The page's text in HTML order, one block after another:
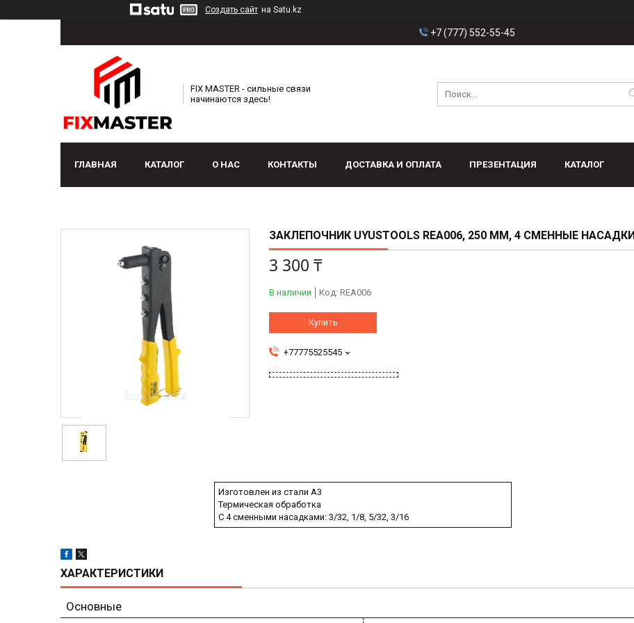
Создать сайт на Satu.kz
+7 (777) 552-55-45
FIX MASTER - сильные связи
начинаются здесь!
ГЛАВНАЯ КАТАЛОГ О НАС КОНТАКТЫ ДОСТАВКА И ОПЛАТА ПРЕЗЕНТАЦИЯ КАТАЛОГ
ЗАКЛЕПОЧНИК UYUSTOOLS REA006, 250 ММ, 4 СМЕННЫЕ НАСАДКИ
3 300 ₸
В наличии Код: REA006
Купить
+77775525545
Изготовлен из стали А3
Термическая обработка
С 4 сменными насадками: 3/32, 1/8, 5/32, 3/16
ХАРАКТЕРИСТИКИ
Основные